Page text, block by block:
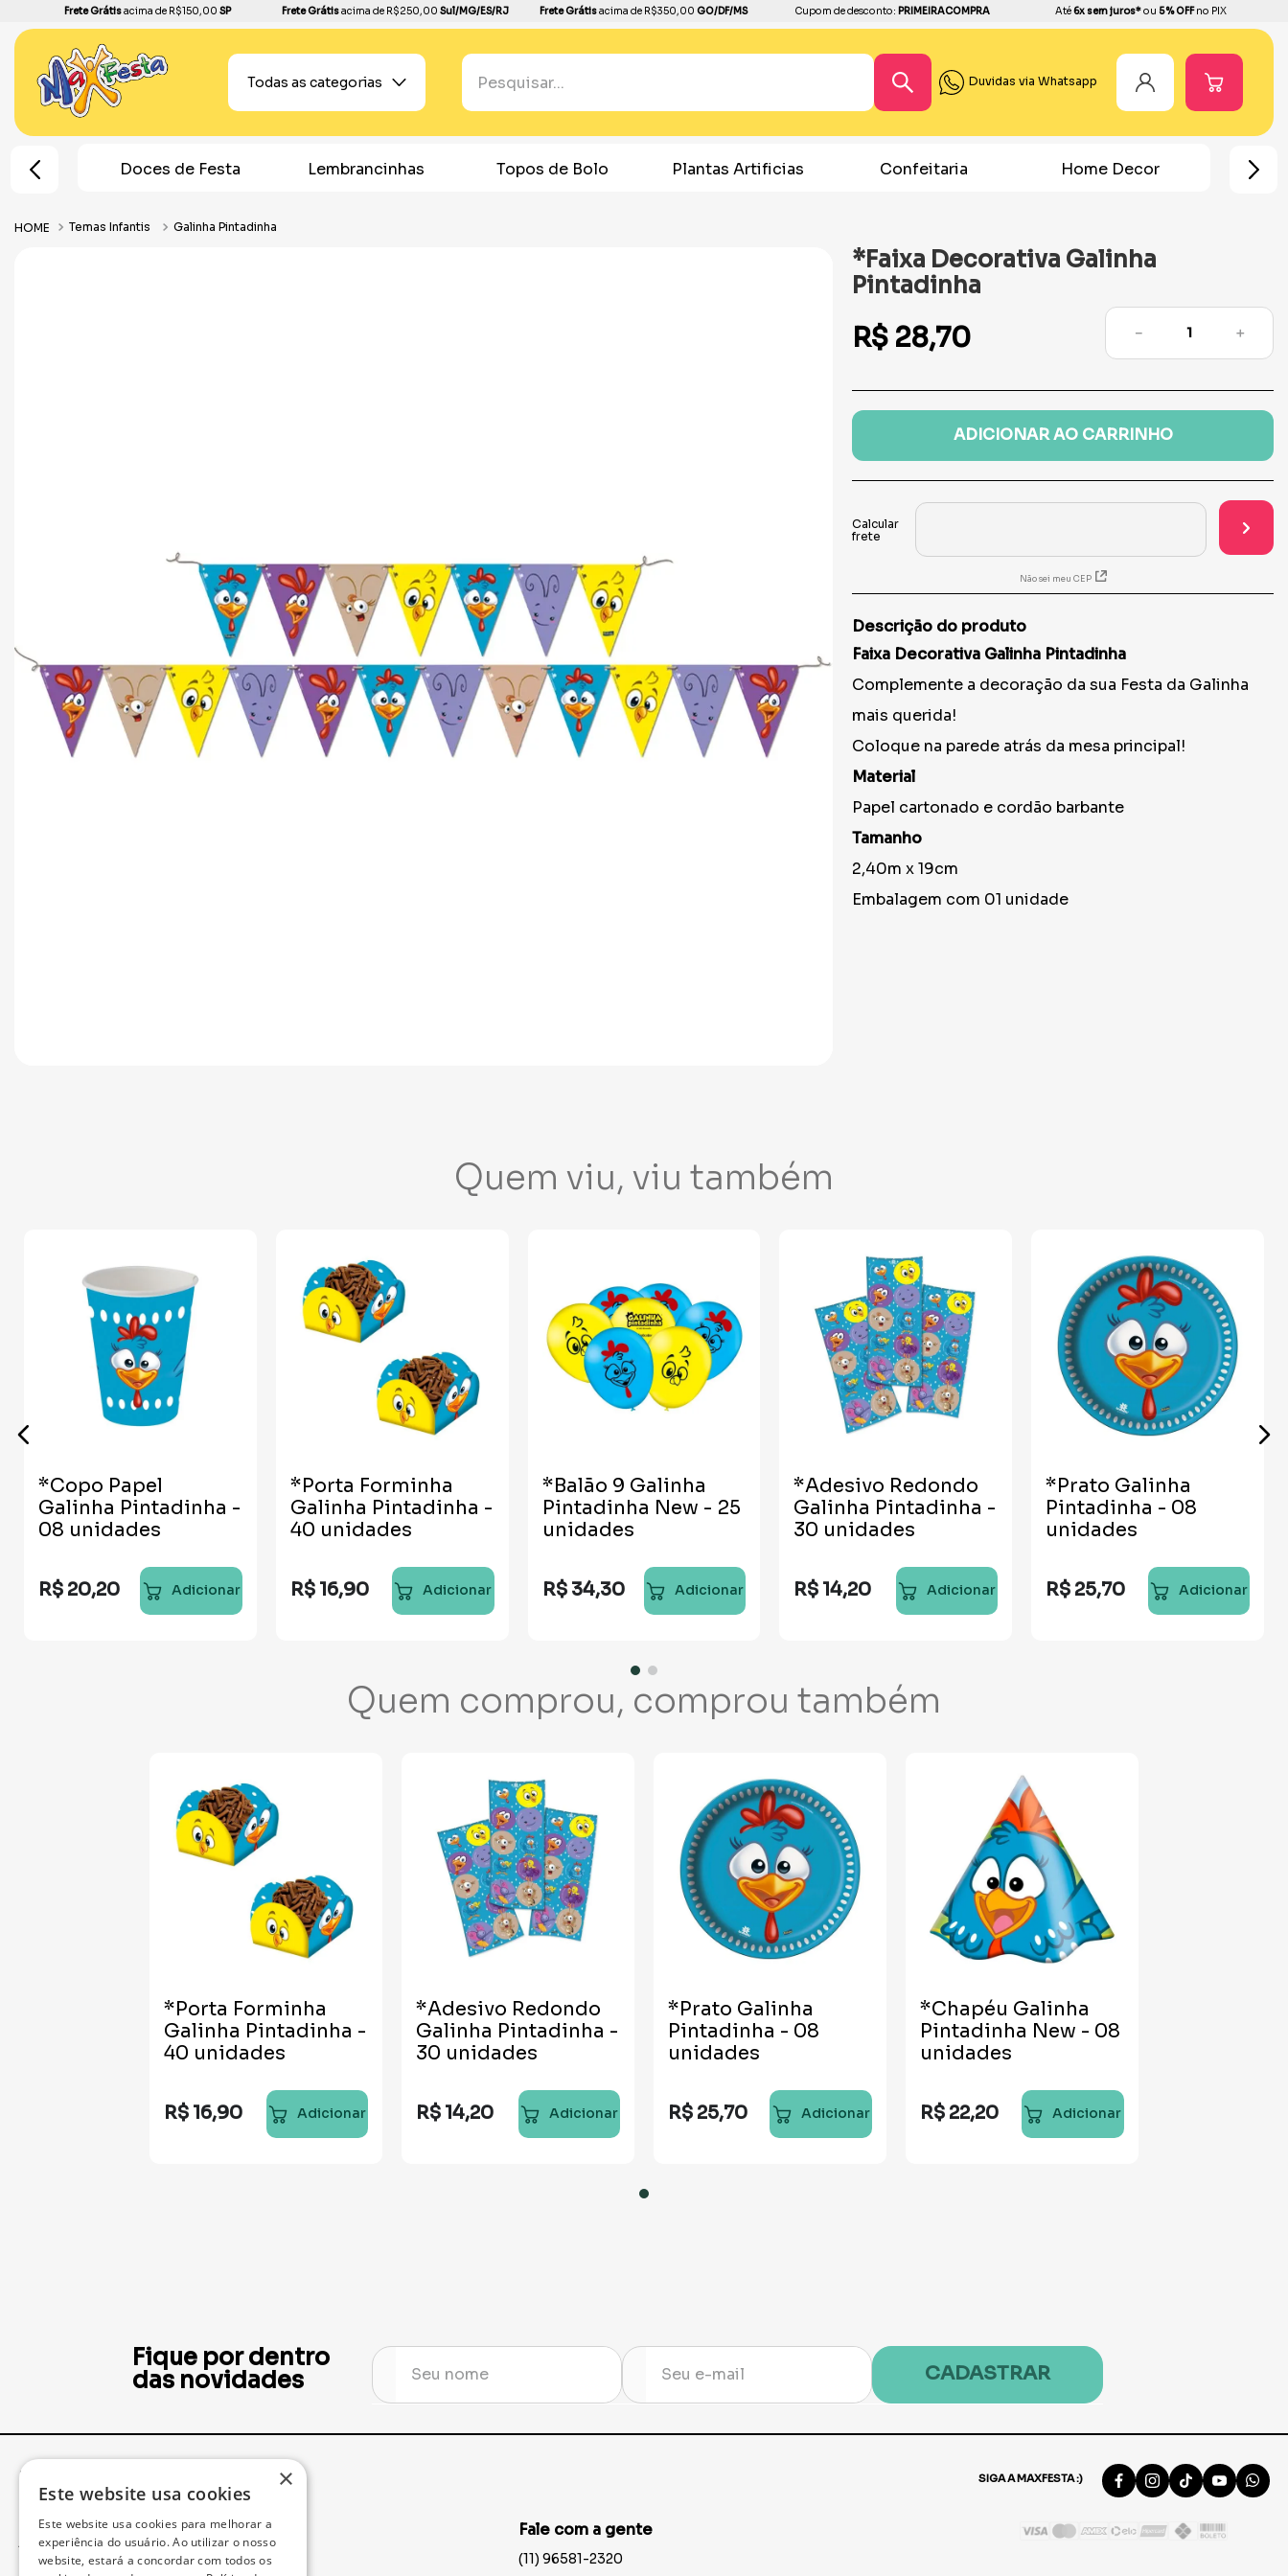
Frete Grátisacima de R$150,00 SP Frete Grátisacima de R$250,00Sul/MG/ES/RJ Frete Grátisacima de R$350,00GO/DF/MS Cupom de desconto:PRIMEIRACOMPRA Até6x sem juros*ou 5% OFFno PIX
Todas as categorias
Pesquisar...
TERMOS MAIS BUSCADOS
boleira
Duvidas via Whatsapp
de Festa Lembrancinhas Topos de Bolo Plantas Artificias Confeitaria Home Decor Chá Revelação
Temas Infantis Galinha Pintadinha
*Faixa Decorativa Galinha
Pintadinha
R$ 28,70 ＋
－
ADICIONAR AO CARRINHO
Não sei meu CEP
Descrição do produto
Faixa Decorativa Galinha Pintadinha
Complemente a decoração da sua Festa da Galinha
mais querida!
Coloque na parede atrás da mesa principal!
Material
Papel cartonado e cordão barbante
Tamanho
2,40m x 19cm
Embalagem com 01 unidade
Quem viu, viu também
*Copo Papel
Galinha Pintadinha -
08 unidades
R$ 20,20 Adicionar
*Porta Forminha
Galinha Pintadinha -
40 unidades
R$ 16,90 Adicionar
*Balão 9 Galinha
Pintadinha New - 25
unidades
R$ 34,30 Adicionar
*Adesivo Redondo
Galinha Pintadinha -
30 unidades
R$ 14,20 Adicionar
*Prato Galinha
Pintadinha - 08
unidades
R$ 25,70 Adicionar
Quem comprou, comprou também
*Porta Forminha
Galinha Pintadinha -
40 unidades
R$ 16,90 Adicionar
*Adesivo Redondo
Galinha Pintadinha -
30 unidades
R$ 14,20 Adicionar
*Prato Galinha
Pintadinha - 08
unidades
R$ 25,70 Adicionar
*Chapéu Galinha
Pintadinha New - 08
unidades
R$ 22,20 Adicionar
Fique por dentro
das novidades
CADASTRAR
Institucional SIGA A MAXFESTA :)
Acompanhe seu Pedido
Fale com a gente
(11) 96581-2320
×
Este website usa cookies
Este website usa cookies para melhorar a
experiência do usuário. Ao utilizar o nosso
website, estará a concordar com todos os